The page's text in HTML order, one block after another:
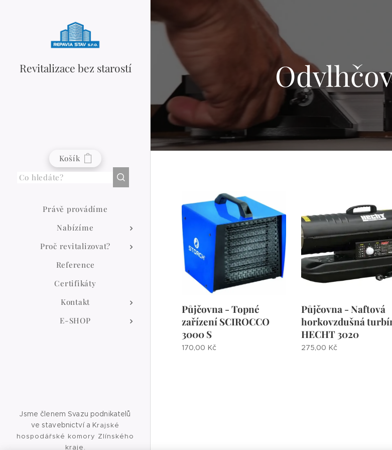
Revitalizace bez starostí
Košík
Právě provádíme
Nabízíme
Proč revitalizovat?
Reference
Certifikáty
Kontakt
E-SHOP
Půjčovna - Topné
zařízení SCIROCCO
3000 S
170,00 Kč
Půjčovna - Naftová
horkovzdušná
HECHT 3020
275,00 Kč
Jsme členem Svazu podnikatelů
ve stavebnictví a Krajské
hospodářské komory Zlínského
kraje.